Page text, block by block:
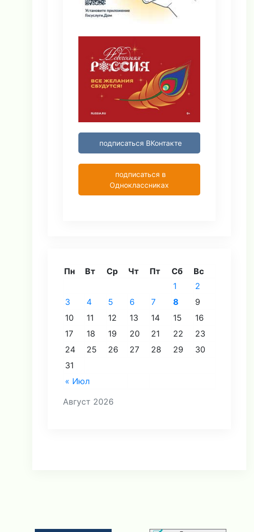
подписаться ВКонтакте
подписаться в
Одноклассниках
Август 2026
Пн Вт Ср Чт Пт Сб Вс
« Июл
1
2
3
4 5 6 7 8
9
10
11 12 13 14 15
16
17
18 19 20 21 22
23
24
25 26 27 28 29
30
31